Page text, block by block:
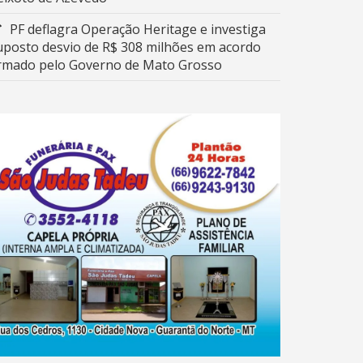
PF deflagra Operação Heritage e investiga
desvio de R$ 308 milhões em acordo
pelo Governo de Mato Grosso